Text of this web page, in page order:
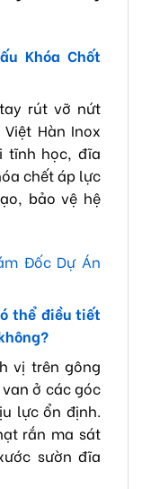
Khóa Chốt
rút vỡ nứt
Hàn Inox
tĩnh học, đĩa
chết áp lực
bảo vệ hệ
Đốc Dự Án
thể điều tiết
vị trên gông
ở các góc
lực ổn định.
rắn ma sát
sườn đĩa